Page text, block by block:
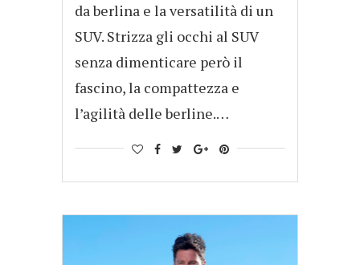
da berlina e la versatilità di un
SUV. Strizza gli occhi al SUV
senza dimenticare però il
fascino, la compattezza e
l’agilità delle berline.…